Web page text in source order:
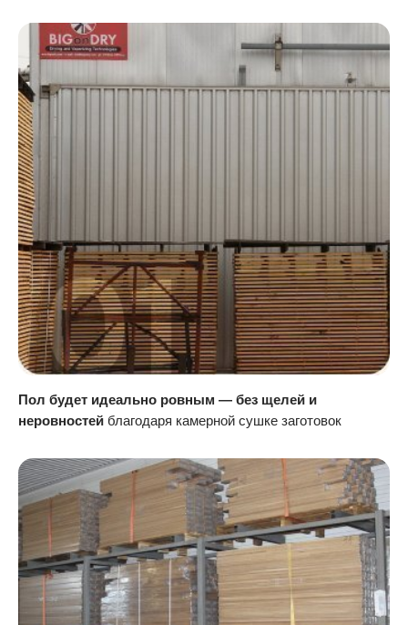
Пол будет идеально ровным — без щелей и
неровностей благодаря камерной сушке заготовок